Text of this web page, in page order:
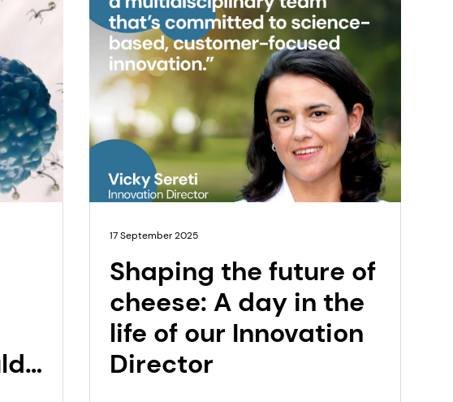
17 September 2025
Shaping the future of
cheese: A day in the
life of our Innovation
Director